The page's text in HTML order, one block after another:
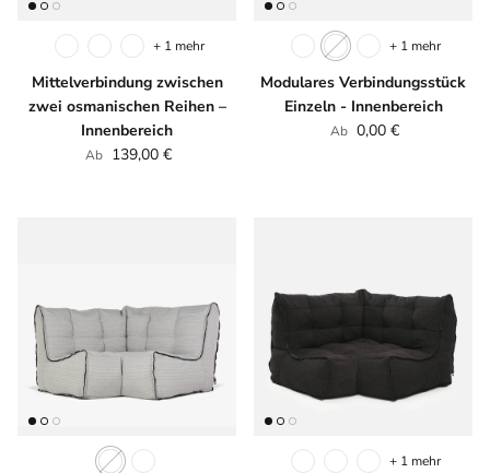
Mittelverbindung zwischen
zwei osmanischen Reihen –
Innenbereich
Normaler Preis
Ab 139,00 €
+ 1 mehr
Modulares Verbindungsstück
Einzeln - Innenbereich
Normaler Preis
Ab 0,00 €
+ 1 mehr
+ 1 mehr